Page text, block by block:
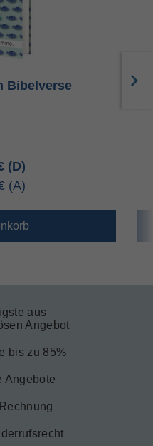
Bibelverse
aus
Angebot
bis zu 85%
Angebote